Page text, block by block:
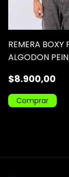
REMERA BOXY
ALGODON
$8.900,00
Comprar